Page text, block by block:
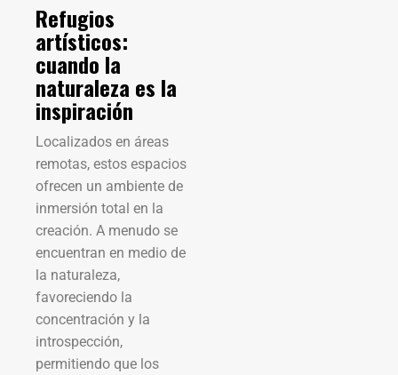
Refugios
artísticos:
cuando la
naturaleza es la
inspiración
Localizados en áreas
remotas, estos espacios
ofrecen un ambiente de
inmersión total en la
creación. A menudo se
encuentran en medio de
la naturaleza,
favoreciendo la
concentración y la
introspección,
permitiendo que los